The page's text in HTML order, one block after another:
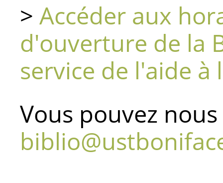
> Accéder aux
d'ouverture de la
service de l'aide à
Vous pouvez